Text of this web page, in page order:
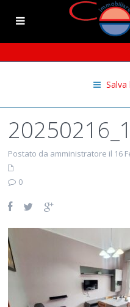
Salva
Postato da amministratore il 16
0